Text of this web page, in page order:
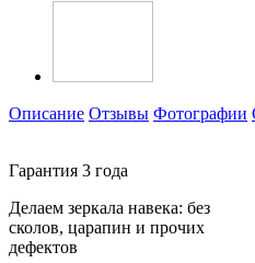
Описание Отзывы Фотографии
Гарантия 3 года
Делаем зеркала навека: без
сколов, царапин и прочих
дефектов